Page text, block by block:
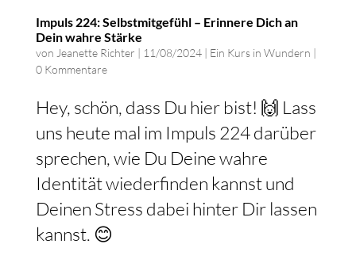
Impuls 224: Selbstmitgefühl – Erinnere Dich an
Dein wahre Stärke
von Jeanette Richter | 11/08/2024| Ein Kurs in Wundern |
0 Kommentare
Hey, schön, dass Du hier bist! 🙌 Lass
uns heute mal im Impuls 224 darüber
sprechen, wie Du Deine wahre
Identität wiederfinden kannst und
Deinen Stress dabei hinter Dir lassen
kannst. 😊